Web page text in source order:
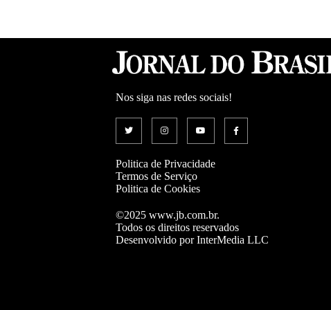
Nos siga nas redes sociais!
Politica de Privacidade
Termos de Serviço
Politica de Cookies
©2025 www.jb.com.br.
Todos os direitos reservados
Desenvolvido por InterMedia LLC